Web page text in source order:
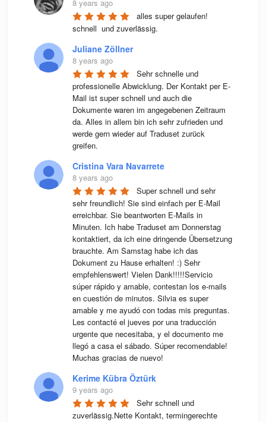
8 years ago
alles super gelaufen!
schnell  und zuverlässig.
Juliane Zöllner
8 years ago
Sehr schnelle und
professionelle Abwicklung. Der Kontakt per E-
Mail ist super schnell und auch die
Dokumente waren im angegebenen Zeitraum
da. Alles in allem bin ich sehr zufrieden und
werde gern wieder auf Traduset zurück
greifen.
Cristina Vara Navarrete
8 years ago
Super schnell und sehr
sehr freundlich! Sie sind einfach per E-Mail
erreichbar. Sie beantworten E-Mails in
Minuten. Ich habe Traduset am Donnerstag
kontaktiert, da ich eine dringende Übersetzung
brauchte. Am Samstag habe ich das
Dokument zu Hause erhalten! :) Sehr
empfehlenswert! Vielen Dank!!!!!Servicio
súper rápido y amable, contestan los e-mails
en cuestión de minutos. Silvia es super
amable y me ayudó con todas mis preguntas.
Les contacté el jueves por una traducción
urgente que necesitaba, y el documento me
llegó a casa el sábado. Súper recomendable!
Muchas gracias de nuevo!
Kerime Kübra Öztürk
9 years ago
Sehr schnell und
zuverlässig.Nette Kontakt, termingerechte